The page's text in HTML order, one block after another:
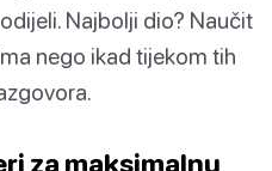
Najbolji dio? Naučit
nego ikad tijekom tih
za maksimalnu